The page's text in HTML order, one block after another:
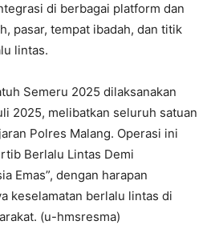
di berbagai platform dan
pasar, tempat ibadah, dan titik
lintas.
Semeru 2025 dilaksanakan
2025, melibatkan seluruh satuan
Polres Malang. Operasi ini
Berlalu Lintas Demi
Emas”, dengan harapan
keselamatan berlalu lintas di
(u-hmsresma)